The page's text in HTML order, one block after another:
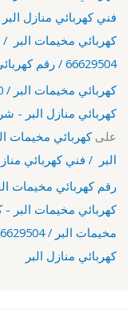
كهربائي مخيمات البر /
66629504 / رقم كهربائي مخيمات البر / فني كهربائي منازل البر
كهربائي منازل البر -
على
البر / فني كهربائي
كهربائي مخيمات البر -
كهربائي منازل البر